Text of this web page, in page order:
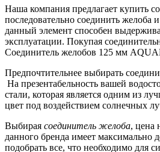
Наша компания предлагает купить
последовательно соединить желоба
данный элемент способен
эксплуатации. Покупая
Соединитель желобов 125 мм
Предпочтительнее выбирать
На презентабельность вашей
стали, которая является одним из
цвет под воздействием солнечных
Выбирая соединитель желоба, цена
данного бренда имеет максимально
подобрать все, что необходимо для